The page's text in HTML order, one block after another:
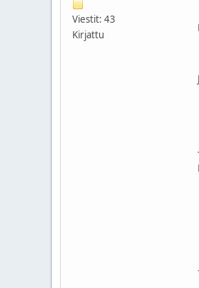
Viestit: 43
Kirjattu